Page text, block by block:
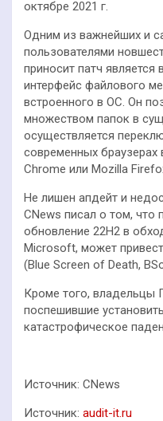
октябре 2021 г.
Одним из важнейших и
пользователями
приносит патч является
интерфейс файлового
встроенного в ОС. Он
множеством папок в
осуществляется
современных браузерах
Chrome или Mozilla
Не лишен апдейт и
CNews писал о том, что
обновление 22H2 в
Microsoft, может
(Blue Screen of Death,
Кроме того, владельцы
поспешившие
катастрофическое
Источник: CNews
Источник: audit-it.ru